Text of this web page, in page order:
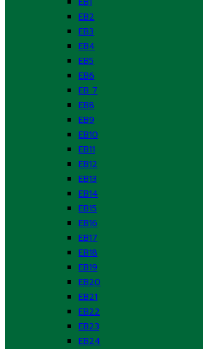
EB2
EB3
EB4
EB5
EB6
EB 7
EB8
EB9
EB10
EB11
EB12
EB13
EB14
EB15
EB16
EB17
EB18
EB19
EB20
EB21
EB22
EB23
EB24